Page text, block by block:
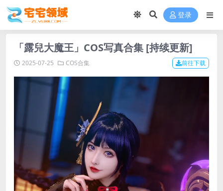
登录
「露兒大魔王」COS写真合集 [持续更新]
2025-07-25 COS合集 前往下载